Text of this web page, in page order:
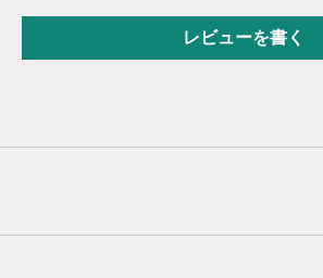
レビューを書く